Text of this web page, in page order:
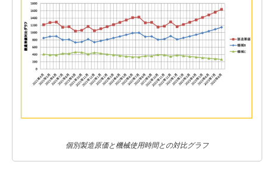
個別製造原価と機械使用時間との対比グラフ